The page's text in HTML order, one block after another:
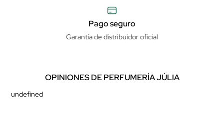
Pago seguro
Garantía de distribuidor oficial
OPINIONES DE PERFUMERÍA JÚLIA
undefined